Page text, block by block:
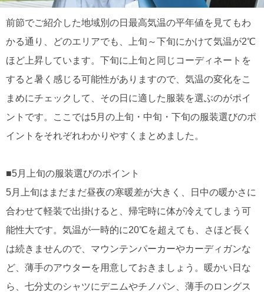
前節でご紹介した地域別の日最高気温の平年値を見てもわ
かる通り、どのエリアでも、上旬～下旬にかけて気温が2℃
ほど上昇しています。下旬に上旬と同じコーディネートを
すると暑く感じる可能性がありますので、気温の変化をこ
まめにチェックして、その日に適した服装を選ぶのがポイ
ントです。ここでは5月の上旬・中旬・下旬の服装選びのポ
イントをそれぞれわかりやすくまとめました。
■5月上旬の服装選びのポイント
5月上旬はまだまだ昼夜の寒暖差が大きく、日中の暖かさに
合わせて軽装で出掛けると、帰宅時に体が冷えてしまう可
能性大です。気温が一時的に20℃を超えても、さほど長く
は続きませんので、マウンテンパーカーやカーディガンな
ど、薄手のアウターを用意しておきましょう。暖かい日な
ら、七分丈のシャツにデニムやチノパン、薄手のロングス